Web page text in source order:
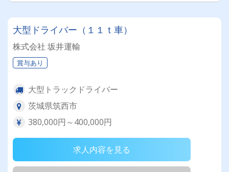
大型ドライバー（１１ｔ車）
株式会社 坂井運輸
賞与あり
大型トラックドライバー
茨城県筑西市
380,000円～400,000円
求人内容を見る